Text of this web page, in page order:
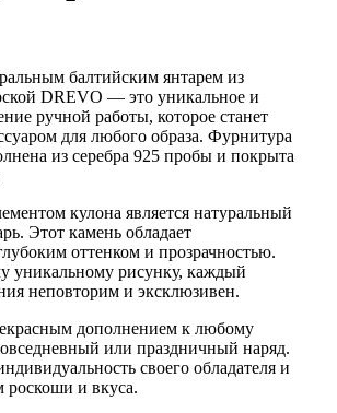
балтийским янтарем из
DREVO — это уникальное и
ручной работы, которое станет
для любого образа. Фурнитура
из серебра 925 пробы и покрыта
кулона является натуральный
Этот камень обладает
оттенком и прозрачностью.
уникальному рисунку, каждый
неповторим и эксклюзивен.
дополнением к любому
или праздничный наряд.
своего обладателя и
роскоши и вкуса.